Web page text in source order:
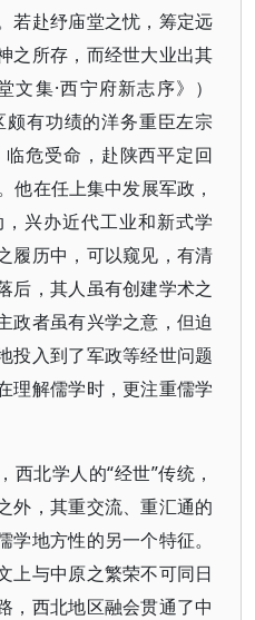
若赴纾庙堂之忧，筹定远
之所存，而经世大业出其
集·西宁府新志序》）
有功绩的洋务重臣左宗
危受命，赴陕西平定回
他在任上集中发展军政，
兴办近代工业和新式学
履历中，可以窥见，有清
后，其人虽有创建学术之
政者虽有兴学之意，但迫
投入到了军政等经世问题
理解儒学时，更注重儒学
西北学人的“经世”传统，
外，其重交流、重汇通的
地方性的另一个特征。
上与中原之繁荣不可同日
，西北地区融会贯通了中